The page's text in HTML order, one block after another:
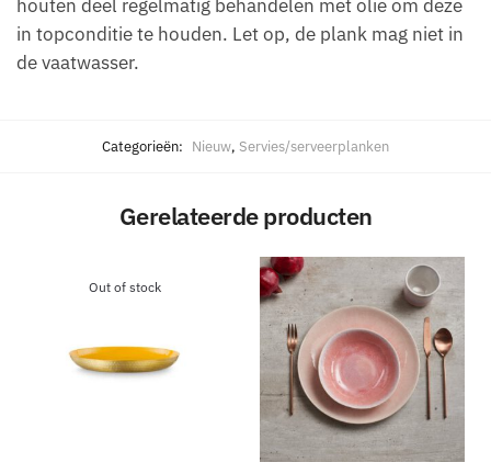
houten deel regelmatig behandelen met olie om deze
in topconditie te houden. Let op, de plank mag niet in
de vaatwasser.
Categorieën: Nieuw, Servies/serveerplanken
Gerelateerde producten
Out of stock